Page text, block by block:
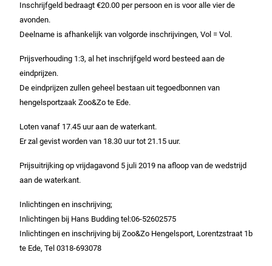
Inschrijfgeld bedraagt €20.00 per persoon en is voor alle vier de
avonden.
Deelname is afhankelijk van volgorde inschrijvingen, Vol = Vol.
Prijsverhouding 1:3, al het inschrijfgeld word besteed aan de
eindprijzen.
De eindprijzen zullen geheel bestaan uit tegoedbonnen van
hengelsportzaak Zoo&Zo te Ede.
Loten vanaf 17.45 uur aan de waterkant.
Er zal gevist worden van 18.30 uur tot 21.15 uur.
Prijsuitrijking op vrijdagavond 5 juli 2019 na afloop van de wedstrijd
aan de waterkant.
Inlichtingen en inschrijving;
Inlichtingen bij Hans Budding tel:06-52602575
Inlichtingen en inschrijving bij Zoo&Zo Hengelsport, Lorentzstraat 1b
te Ede, Tel 0318-693078